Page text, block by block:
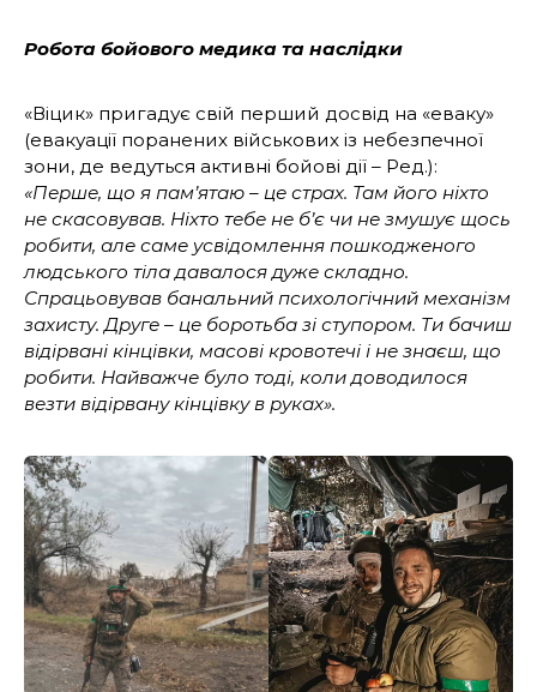
Робота бойового медика та наслідки
«Віцик» пригадує свій перший досвід на «еваку»
(евакуації поранених військових із небезпечної
зони, де ведуться активні бойові дії – Ред.):
«Перше, що я пам’ятаю – це страх. Там його ніхто
не скасовував. Ніхто тебе не б’є чи не змушує щось
робити, але саме усвідомлення пошкодженого
людського тіла давалося дуже складно.
Спрацьовував банальний психологічний механізм
захисту. Друге – це боротьба зі ступором. Ти бачиш
відірвані кінцівки, масові кровотечі і не знаєш, що
робити. Найважче було тоді, коли доводилося
везти відірвану кінцівку в руках».